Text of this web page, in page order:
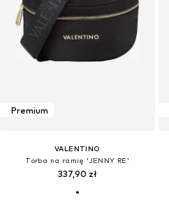
Premium
VALENTINO
Torba na ramię 'JENNY RE'
337,90 zł